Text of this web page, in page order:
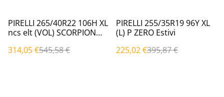
%
PIRELLI 265/40R22 106H XL
ncs elt (VOL) SCORPION
314,05 €545,58 €
%
PIRELLI 255/35R19 96Y XL
(L) P ZERO Estivi
225,02 €395,87 €